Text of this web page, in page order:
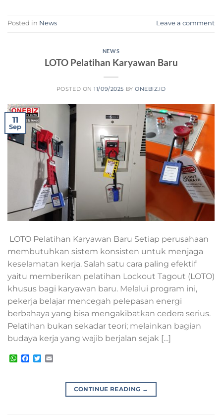
Posted in News Leave a comment
NEWS
LOTO Pelatihan Karyawan Baru
POSTED ON11/09/2025 BYONEBIZ.ID
11
Sep
LOTO Pelatihan Karyawan Baru Setiap perusahaan
membutuhkan sistem konsisten untuk menjaga
keselamatan kerja. Salah satu cara paling efektif
yaitu memberikan pelatihan Lockout Tagout (LOTO)
khusus bagi karyawan baru. Melalui program ini,
pekerja belajar mencegah pelepasan energi
berbahaya yang bisa mengakibatkan cedera serius.
Pelatihan bukan sekadar teori; melainkan bagian
budaya kerja yang wajib berjalan sejak […]
WhatsApp
Facebook
Twitter
CONTINUE READING →